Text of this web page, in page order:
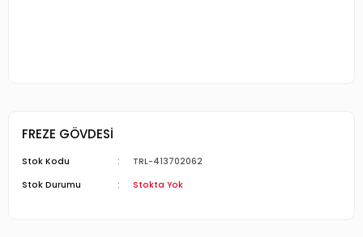
FREZE GÖVDESİ
Stok Kodu
TRL-413702062
Stok Durumu
Stokta Yok